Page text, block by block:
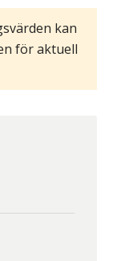
kan
för aktuell